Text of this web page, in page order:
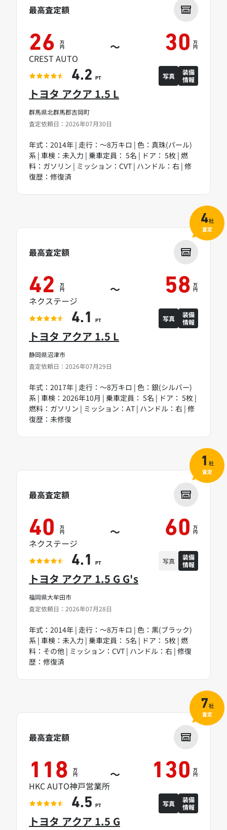
群馬県北群馬郡吉岡町
査定依頼日：2026年07月30日
トヨタ アクア 1.5 L
年式：2014年 | 走行：～8万キロ | 色：真珠(パール)
系 | 車検：未入力 | 乗車定員： 5名 | ドア： 5枚 | 燃
料：ガソリン | ミッション：CVT | ハンドル：右 | 修
復歴：修復済
最高査定額
26 万
円 ～ 30 万
円
CREST AUTO
4.2 PT 写真
装備
情報
静岡県沼津市
査定依頼日：2026年07月29日
トヨタ アクア 1.5 L
年式：2017年 | 走行：～8万キロ | 色：銀(シルバー)
系 | 車検：2026年10月 | 乗車定員： 5名 | ドア： 5枚 |
燃料：ガソリン | ミッション：AT | ハンドル：右 | 修
復歴：未修復
最高査定額
42 万
円 ～ 58 万
円
ネクステージ
4.1 PT 写真
装備
情報
4社
査定
福岡県大牟田市
査定依頼日：2026年07月28日
トヨタ アクア 1.5 G G's
年式：2014年 | 走行：～8万キロ | 色：黒(ブラック)
系 | 車検：未入力 | 乗車定員： 5名 | ドア： 5枚 | 燃
料：その他 | ミッション：CVT | ハンドル：右 | 修復
歴：修復済
最高査定額
40 万
円 ～ 60 万
円
ネクステージ
4.1 PT 写真
装備
情報
1 社
査定
トヨタ アクア 1.5 G
最高査定額
118 万
円 ～ 130 万
円
HKC AUTO神戸営業所
4.5 PT 写真
装備
情報
7社
査定